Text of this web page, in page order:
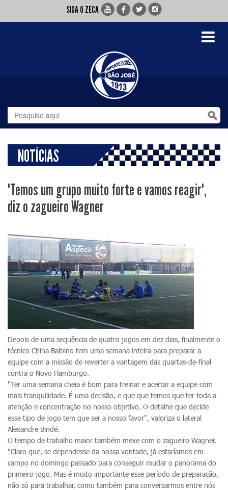
SIGA O ZECA
Toggle
NOTÍCIAS
"Temos um grupo muito forte e vamos reagir",
diz o zagueiro Wagner
Depois de uma sequência de quatro jogos em dez dias, finalmente o
técnico China Balbino tem uma semana inteira para preparar a
equipe com a missão de reverter a vantagem das quartas-de-final
contra o Novo Hamburgo.
"Ter uma semana cheia é bom para treinar e acertar a equipe com
mais tranquilidade. É uma decisão, e que que temos que ter toda a
atenção e concentração no nosso objetivo. O detalhe que decide
esse tipo de jogo tem que ser a nosso favor", valoriza o lateral
Alexandre Bindé.
O tempo de trabalho maior também mexe com o zagueiro Wagner.
"Claro que, se dependesse da nossa vontade, já estaríamos em
campo no domingo passado para conseguir mudar o panorama do
primeiro jogo. Mas é muito importante esse período de preparação,
não só para trabalhar, como também para conversarmos entre nós